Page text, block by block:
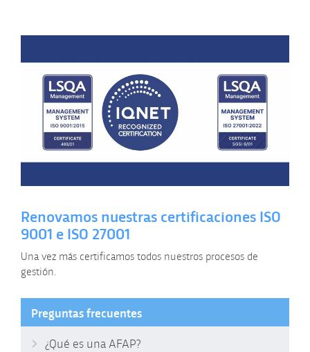
Renovamos nuestras certificaciones ISO
9001 e ISO 27001
Una vez más certificamos todos nuestros procesos de
gestión.
Preguntas frecuentes
¿Qué es una AFAP?